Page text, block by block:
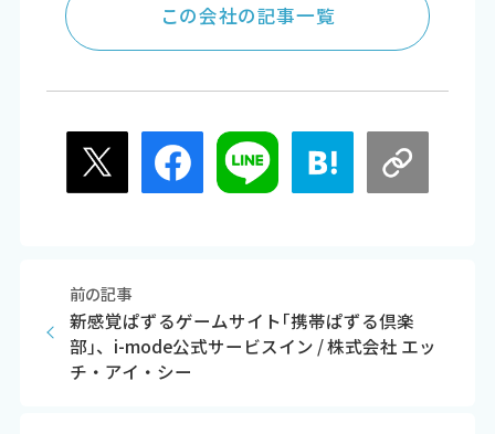
この会社の記事一覧
前の記事
新感覚ぱずるゲームサイト｢携帯ぱずる倶楽
部｣、i-mode公式サービスイン / 株式会社 エッ
チ・アイ・シー